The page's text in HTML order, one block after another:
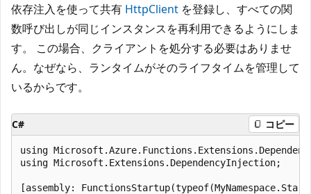
依存注入を使って共有 HttpClient を登録し、すべての関
数呼び出しが同じインスタンスを再利用できるようにしま
す。 この場合、クライアントを処分する必要はありませ
ん。なぜなら、ランタイムがそのライフタイムを管理して
いるからです。
C# コピー
using
using Microsoft.Extensions.DependencyInjection;
[assembly: